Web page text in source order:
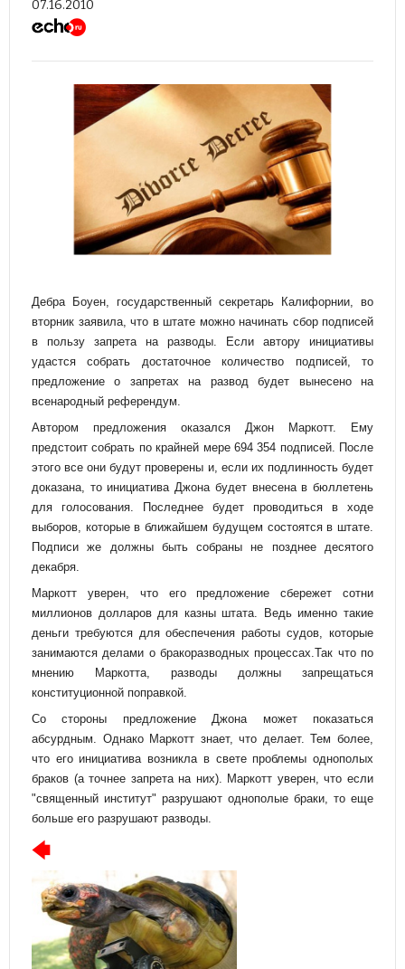
07.16.2010
Дебра Боуен, государственный секретарь Калифорнии, во
вторник заявила, что в штате можно начинать сбор подписей
в пользу запрета на разводы. Если автору инициативы
удастся собрать достаточное количество подписей, то
предложение о запретах на развод будет вынесено на
всенародный референдум.
Автором предложения оказался Джон Маркотт. Ему
предстоит собрать по крайней мере 694 354 подписей. После
этого все они будут проверены и, если их подлинность будет
доказана, то инициатива Джона будет внесена в бюллетень
для голосования. Последнее будет проводиться в ходе
выборов, которые в ближайшем будущем состоятся в штате.
Подписи же должны быть собраны не позднее десятого
декабря.
Маркотт уверен, что его предложение сбережет сотни
миллионов долларов для казны штата. Ведь именно такие
деньги требуются для обеспечения работы судов, которые
занимаются делами о бракоразводных процессах.Так что по
мнению Маркотта, разводы должны запрещаться
конституционной поправкой.
Со стороны предложение Джона может показаться
абсурдным. Однако Маркотт знает, что делает. Тем более,
что его инициатива возникла в свете проблемы однополых
браков (а точнее запрета на них). Маркотт уверен, что если
"священный институт" разрушают однополые браки, то еще
больше его разрушают разводы.